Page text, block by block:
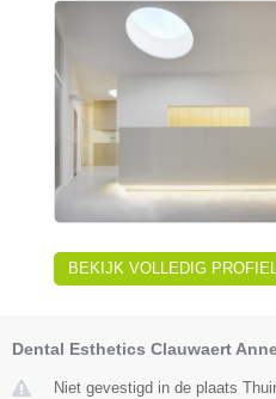
BEKIJK VOLLEDIG
Dental Esthetics Clauwaert
Niet gevestigd in de plaats